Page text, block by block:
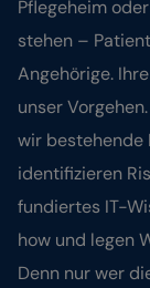
Pflegeheim
stehen –
Angehörige.
unser
wir bestehende
identifizieren
fundiertes IT-
how und legen
Denn nur wer